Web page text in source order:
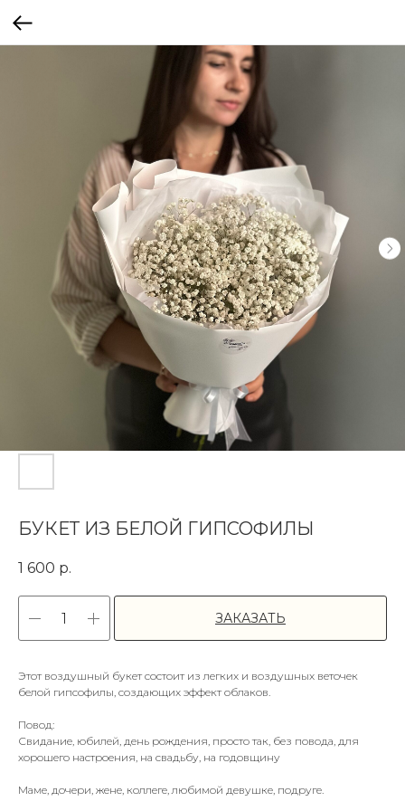
БУКЕТ ИЗ БЕЛОЙ ГИПСОФИЛЫ
1 600 р.
ЗАКАЗАТЬ
Этот воздушный букет состоит из легких и воздушных веточек
белой гипсофилы, создающих эффект облаков.
Повод:
Свидание, юбилей, день рождения, просто так, без повода, для
хорошего настроения, на свадьбу, на годовщину
Маме, дочери, жене, коллеге, любимой девушке, подруге.